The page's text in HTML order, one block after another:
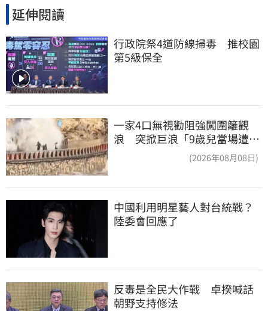
延伸閱讀
行政院祭4道防線掃毒　推校園
第5級保全
一家4口無視勸阻強闖圍籬觀
浪 突掀巨浪「9歲兒當場遭捲
(2026年08月08日)
中國利用明星藝人對台統戰？
陸委會回應了
反毒是全民大作戰　卓揆喊話
朝野支持修法